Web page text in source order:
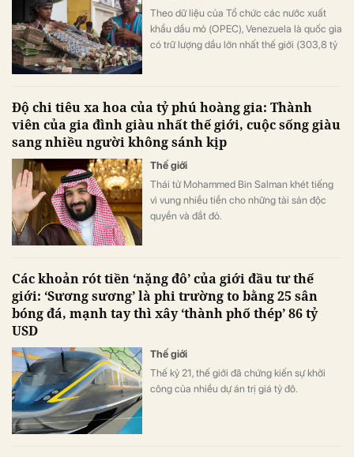
Theo dữ liệu của Tổ chức các nước xuất
khẩu dầu mỏ (OPEC), Venezuela là quốc gia
có trữ lượng dầu lớn nhất thế giới (303,8 tỷ
Độ chi tiêu xa hoa của tỷ phú hoàng gia: Thành
viên của gia đình giàu nhất thế giới, cuộc sống giàu
sang nhiều người không sánh kịp
Thế giới
Thái tử Mohammed Bin Salman khét tiếng
vì vung nhiều tiền cho những tài sản độc
quyền và đắt đỏ.
Các khoản rót tiền ‘nặng đô’ của giới đầu tư thế
giới: ‘Sương sương’ là phi trường to bằng 25 sân
bóng đá, mạnh tay thì xây ‘thành phố thép’ 86 tỷ
USD
Thế giới
Thế kỷ 21, thế giới đã chứng kiến sự khởi
công của nhiều dự án trị giá tỷ đô.